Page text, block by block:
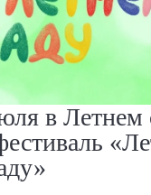
в Летнем